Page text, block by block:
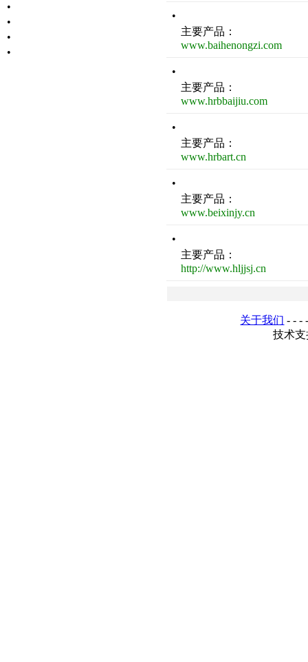
•
•
•
•
•
主要产品：
www.baihenongzi.com
•
主要产品：
www.hrbbaijiu.com
•
主要产品：
www.hrbart.cn
•
主要产品：
www.beixinjy.cn
•
主要产品：
http://www.hljjsj.cn
关于我们 - - -
技术支